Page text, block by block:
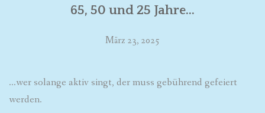
65, 50 und 25 Jahre…
März 23, 2025
…wer solange aktiv singt, der muss gebührend gefeiert
werden.